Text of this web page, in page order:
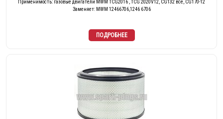
Применимость: газовые двигатели MWM TCG2016 , TCG 2020V12, CG132 все, CG170-12
Заменяет: MWM 12466706,1246 6706